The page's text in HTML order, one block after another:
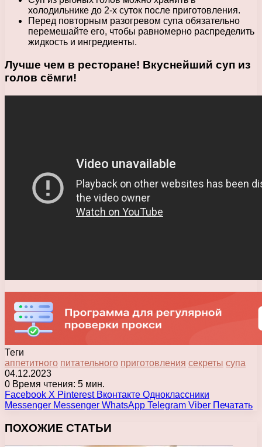
холодильнике до 2-х суток после приготовления.
Перед повторным разогревом супа обязательно
перемешайте его, чтобы равномерно распределить
жидкость и ингредиенты.
Лучше чем в ресторане! Вкуснейший суп из
голов сёмги!
Теги
аппетитного питательного приготовления секреты супа
04.12.2023
0 Время чтения: 5 мин.
Facebook X Pinterest Вконтакте Одноклассники
Messenger Messenger WhatsApp Telegram Viber Печатать
ПОХОЖИЕ СТАТЬИ